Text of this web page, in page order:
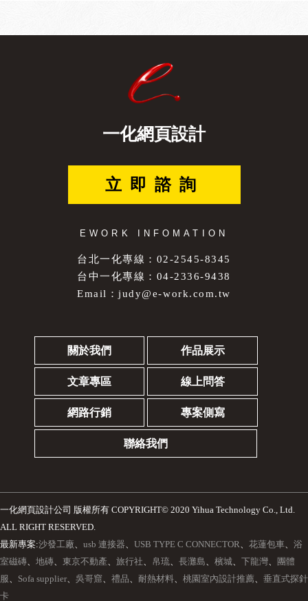
一化網頁設計
立即諮詢
EWORK INFOMATION
台北一化專線：02-2545-8345
台中一化專線：04-2336-9438
Email：judy@e-work.com.tw
關於我們 作品展示
文章專區 線上問答
網路行銷 專案側寫
聯絡我們
一化網頁設計公司
版權所有 COPYRIGHT© 2020 Yihua Technology Co., Ltd.
ALL RIGHT RESERVED.
最新專案:沙發工廠、 usb 連接器、 USB TYPE C CONNECTOR、 花蓮包車、 浴
室磁磚、 地磚、 東京不動產、 旅行社、 帛琉、 長灘島、 檳城、 下龍灣、
團體
服、 Sofa supplier、 吳哥窟、 禮品、 耐熱材料、 桃園室內設計推薦、 垂直式探針
卡